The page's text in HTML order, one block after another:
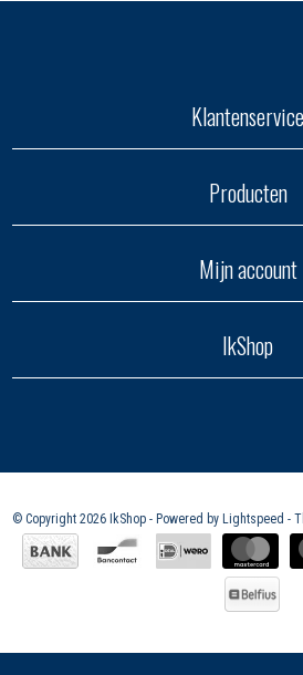
Klantenservice
Producten
Mijn account
IkShop
© Copyright 2026 IkShop - Powered by Lightspeed -